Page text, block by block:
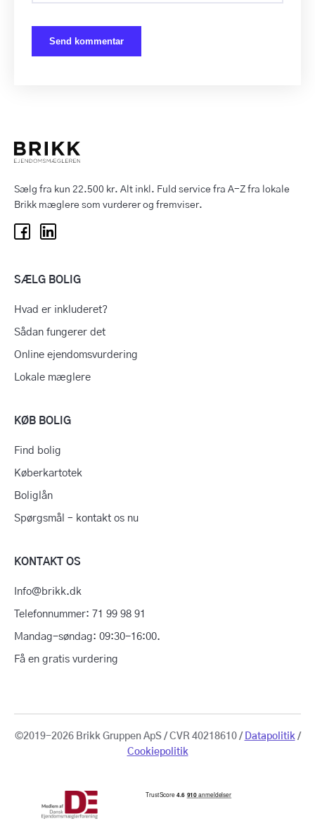
Sælg fra kun 22.500 kr. Alt inkl. Fuld service fra A-Z fra lokale
Brikk mæglere som vurderer og fremviser.
SÆLG BOLIG
Hvad er inkluderet?
Sådan fungerer det
Online ejendomsvurdering
Lokale mæglere
KØB BOLIG
Find bolig
Køberkartotek
Boliglån
Spørgsmål – kontakt os nu
KONTAKT OS
Info@brikk.dk
Telefonnummer: 71 99 98 91
Mandag-søndag: 09:30-16:00.
Få en gratis vurdering
©2019-2026 Brikk Gruppen ApS / CVR 40218610 / Datapolitik /
Cookiepolitik